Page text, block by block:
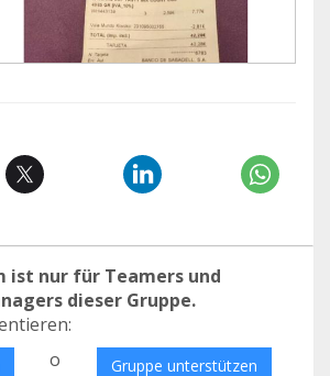
ist nur für Teamers und
dieser Gruppe.
o Gruppe unterstützen